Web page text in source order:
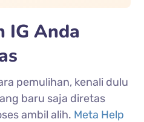
IG Anda
pemulihan, kenali dulu
baru saja diretas
ambil alih. Meta Help